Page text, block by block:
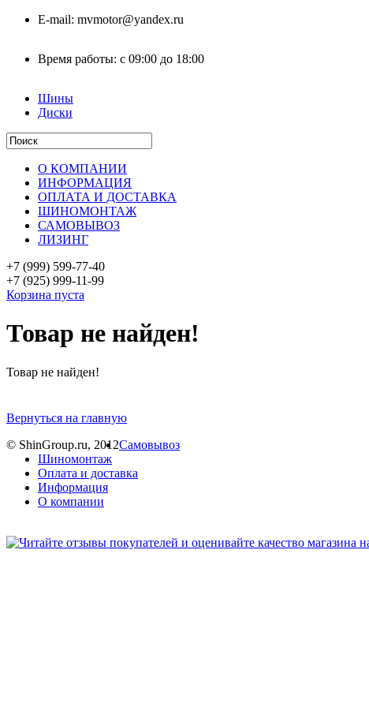
E-mail: mvmotor@yandex.ru
Время работы: с 09:00 до 18:00
Шины
Диски
О КОМПАНИИ
ИНФОРМАЦИЯ
ОПЛАТА И ДОСТАВКА
ШИНОМОНТАЖ
САМОВЫВОЗ
ЛИЗИНГ
+7 (999) 599-77-40
+7 (925) 999-11-99
Корзина пуста
Товар не найден!
Товар не найден!
Вернуться на главную
© ShinGroup.ru, 2012Самовывоз
Шиномонтаж
Оплата и доставка
Информация
О компании